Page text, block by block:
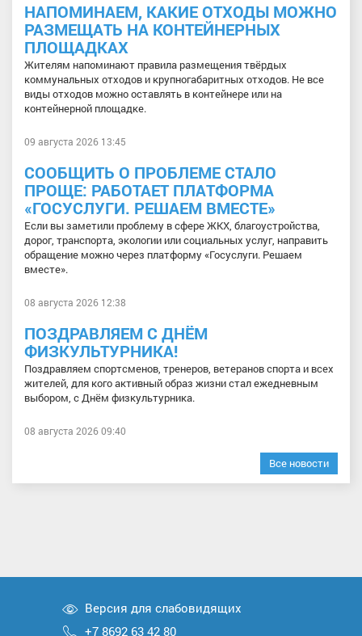
НАПОМИНАЕМ, КАКИЕ ОТХОДЫ МОЖНО
РАЗМЕЩАТЬ НА КОНТЕЙНЕРНЫХ
ПЛОЩАДКАХ
Жителям напоминают правила размещения твёрдых
коммунальных отходов и крупногабаритных отходов. Не все
виды отходов можно оставлять в контейнере или на
контейнерной площадке.
09 августа 2026 13:45
СООБЩИТЬ О ПРОБЛЕМЕ СТАЛО
ПРОЩЕ: РАБОТАЕТ ПЛАТФОРМА
«ГОСУСЛУГИ. РЕШАЕМ ВМЕСТЕ»
Если вы заметили проблему в сфере ЖКХ, благоустройства,
дорог, транспорта, экологии или социальных услуг, направить
обращение можно через платформу «Госуслуги. Решаем
вместе».
08 августа 2026 12:38
ПОЗДРАВЛЯЕМ С ДНЁМ
ФИЗКУЛЬТУРНИКА!
Поздравляем спортсменов, тренеров, ветеранов спорта и всех
жителей, для кого активный образ жизни стал ежедневным
выбором, с Днём физкультурника.
08 августа 2026 09:40
Все новости
Версия для слабовидящих
+7 8692 63 42 80